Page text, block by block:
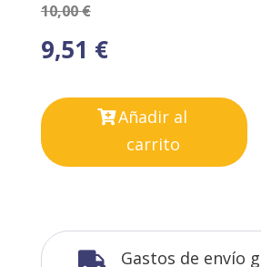
10,00€
9,51 €
Añadir al
carrito
 Gastos de envío